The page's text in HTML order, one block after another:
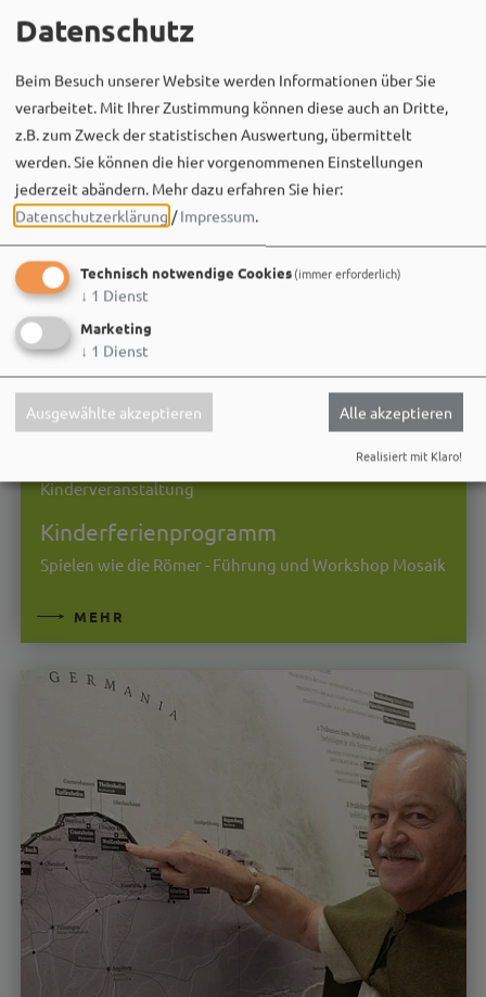
Kinderveranstaltung
Kinderferienprogramm
Spielen wie die Römer - Führung und Workshop Mosaik
MEHR
Datenschutz
Beim Besuch unserer Website werden Informationen über Sie
verarbeitet. Mit Ihrer Zustimmung können diese auch an Dritte,
z.B. zum Zweck der statistischen Auswertung, übermittelt
werden. Sie können die hier vorgenommenen Einstellungen
jederzeit abändern. Mehr dazu erfahren Sie hier:
Datenschutzerklärung /Impressum.
Technisch notwendige Cookies(immer erforderlich)
↓ 1 Dienst
Marketing
↓ 1 Dienst
Ausgewählte akzeptieren Alle akzeptieren
Realisiert mit Klaro!